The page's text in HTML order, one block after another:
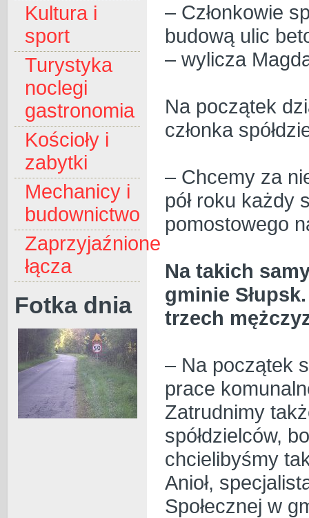
Kultura i
sport
Turystyka
noclegi
gastronomia
Kościoły i
zabytki
Mechanicy i
budownictwo
Zaprzyjaźnione
łącza
Fotka dnia
– Członkowie
budową ulic
– wylicza
Na początek
członka
– Chcemy za
pół roku każdy
pomostowego
Na takich
gminie
trzech
– Na początek
prace
Zatrudnimy
spółdzielców,
chcielibyśmy
Anioł,
Społecznej w